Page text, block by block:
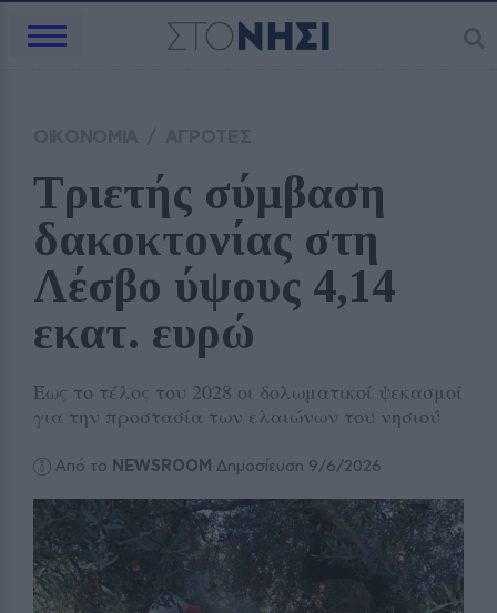
Τριετής σύμβαση
δακοκτονίας στη
Λέσβο ύψους 4,14
εκατ. ευρώ
Έως το τέλος του 2028 οι δολωματικοί ψεκασμοί
για την προστασία των ελαιώνων του νησιού
Από το NEWSROOM Δημοσίευση 9/6/2026